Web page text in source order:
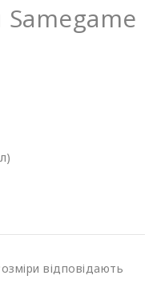
відповідають